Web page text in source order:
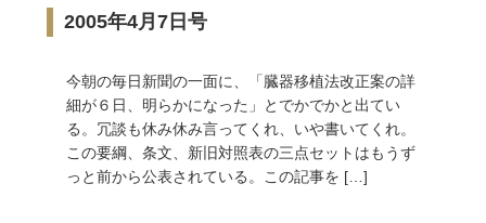
2005年4月7日号
今朝の毎日新聞の一面に、「臓器移植法改正案の詳
細が６日、明らかになった」とでかでかと出てい
る。冗談も休み休み言ってくれ、いや書いてくれ。
この要綱、条文、新旧対照表の三点セットはもうず
っと前から公表されている。この記事を […]